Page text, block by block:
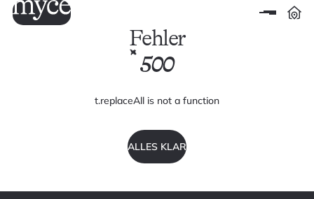
Fehler
500
t.replaceAll is not a function
ALLES KLAR